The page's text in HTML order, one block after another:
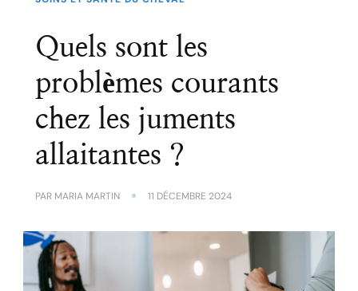
Quels sont les
problèmes courants
chez les juments
allaitantes ?
PAR MARIA MARTIN 11 DÉCEMBRE 2024